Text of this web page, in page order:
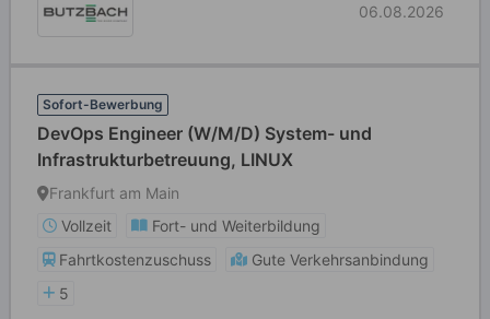
06.08.2026
Sofort-Bewerbung
DevOps Engineer (W/M/D) System- und
Infrastrukturbetreuung, LINUX
Frankfurt am Main
Vollzeit
Fort- und Weiterbildung
Fahrtkostenzuschuss
Gute Verkehrsanbindung
5